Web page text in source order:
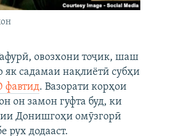
овозхони тоҷик, шаш
як садамаи нақлиётӣ субҳи
фавтид. Вазорати корҳои
он замон гуфта буд, ки
Донишгоҳи омӯзгорӣ
рух додааст.